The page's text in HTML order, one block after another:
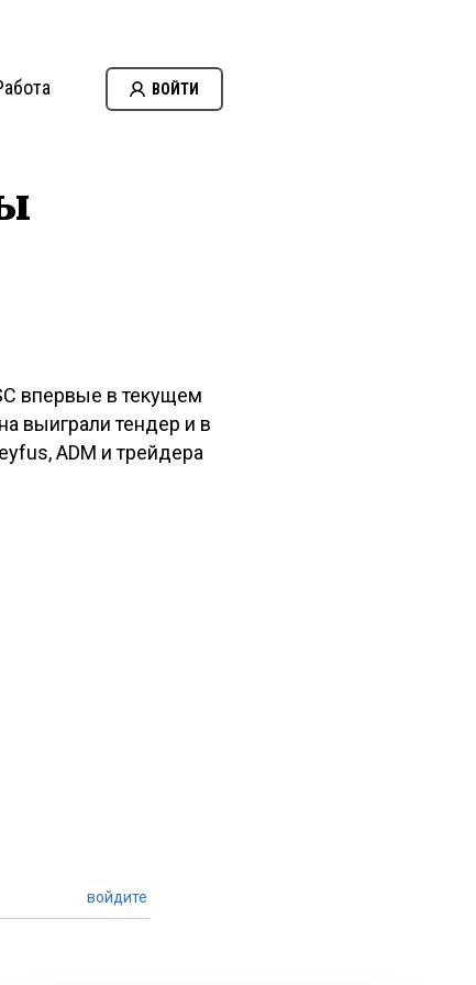
ВОЙТИ
впервые в текущем
выиграли тендер и в
ADM и трейдера
войдите